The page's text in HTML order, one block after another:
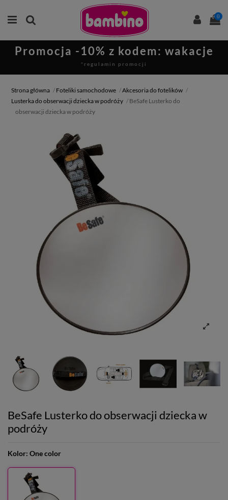
0
Promocja -10% z kodem: wakacje
*regulamin promocji
Strona główna Foteliki samochodowe
Akcesoria do fotelików
Lusterka do obserwacji dziecka w podróży
BeSafe Lusterko do
obserwacji dziecka w podróży
BeSafe Lusterko do obserwacji dziecka w
podróży
Kolor: One color